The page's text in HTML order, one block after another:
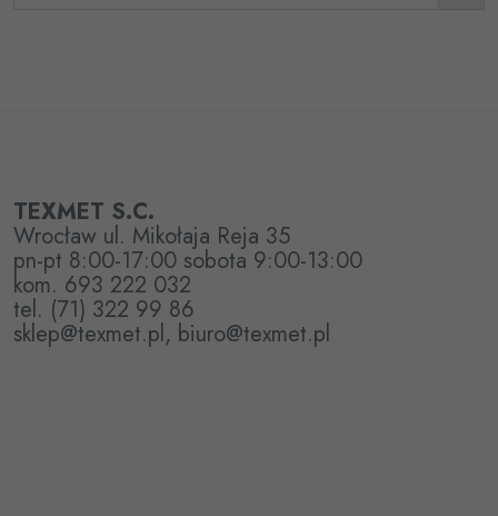
TEXMET S.C.
Wrocław ul. Mikołaja Reja 35
pn-pt 8:00-17:00 sobota 9:00-13:00
kom. 693 222 032
tel. (71) 322 99 86
sklep@texmet.pl, biuro@texmet.pl